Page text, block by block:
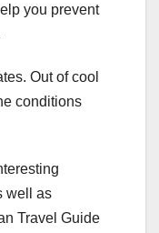
you prevent
Out of cool
conditions
well as
Travel Guide